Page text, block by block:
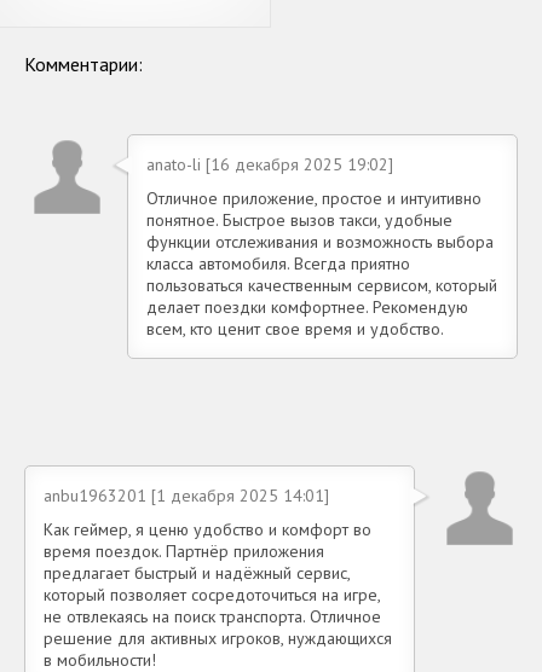
Комментарии:
anato-li [16 декабря 2025 19:02]
Отличное приложение, простое и интуитивно
понятное. Быстрое вызов такси, удобные
функции отслеживания и возможность выбора
класса автомобиля. Всегда приятно
пользоваться качественным сервисом, который
делает поездки комфортнее. Рекомендую
всем, кто ценит свое время и удобство.
anbu1963201 [1 декабря 2025 14:01]
Как геймер, я ценю удобство и комфорт во
время поездок. Партнёр приложения
предлагает быстрый и надёжный сервис,
который позволяет сосредоточиться на игре,
не отвлекаясь на поиск транспорта. Отличное
решение для активных игроков, нуждающихся
в мобильности!